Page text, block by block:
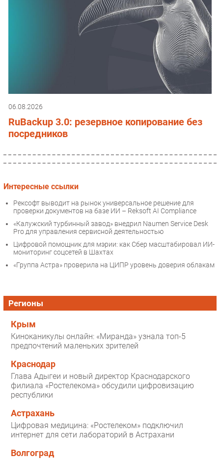
06.08.2026
RuBackup 3.0: резервное копирование без
посредников
Интересные ссылки
Рексофт выводит на рынок универсальное решение для
проверки документов на базе ИИ – Reksoft AI Compliance
«Калужский турбинный завод» внедрил Naumen Service Desk
Pro для управления сервисной деятельностью
Цифровой помощник для мэрии: как Сбер масштабировал ИИ-
мониторинг соцсетей в Шахтах
«Группа Астра» проверила на ЦИПР уровень доверия облакам
Регионы
Крым
Киноканикулы онлайн: «Миранда» узнала топ-5
предпочтений маленьких зрителей
Краснодар
Глава Адыгеи и новый директор Краснодарского
филиала «Ростелекома» обсудили цифровизацию
республики
Астрахань
Цифровая медицина: «Ростелеком» подключил
интернет для сети лабораторий в Астрахани
Волгоград